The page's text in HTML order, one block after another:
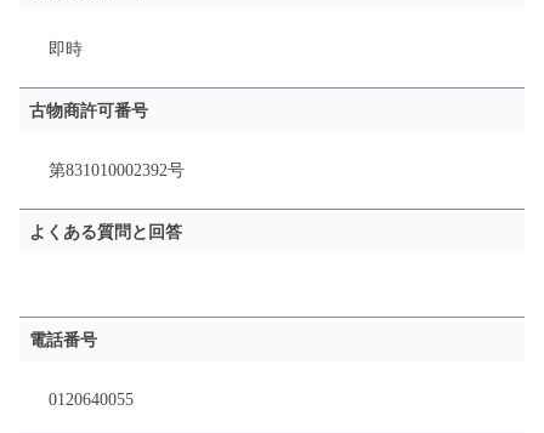
即時
古物商許可番号
第831010002392号
よくある質問と回答
電話番号
0120640055